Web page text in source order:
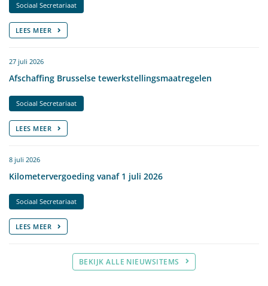
Sociaal Secretariaat
LEES MEER
27 juli 2026
Afschaffing Brusselse tewerkstellingsmaatregelen
Sociaal Secretariaat
LEES MEER
8 juli 2026
Kilometervergoeding vanaf 1 juli 2026
Sociaal Secretariaat
LEES MEER
BEKIJK ALLE NIEUWSITEMS